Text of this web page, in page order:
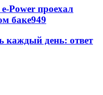
Power проехал
баке949
каждый день: ответ